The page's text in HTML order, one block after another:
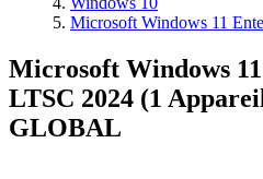
Microsoft Windows 11
Microsoft Windows
LTSC 2024 (1
GLOBAL